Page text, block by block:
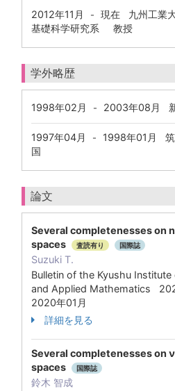
2012年11月 - 現在 九州工業
基礎科学研究系 教授
学外略歴
1998年02月 - 2003年08月
1997年04月 - 1998年01月
国
論文
Several completenesses on
spaces
査読有り 国際誌
Suzuki T.
Bulletin of the Kyushu
and Applied Mathematics
2020年01月
詳細を見る
Several completenesses on
spaces
国際誌
鈴木 智成